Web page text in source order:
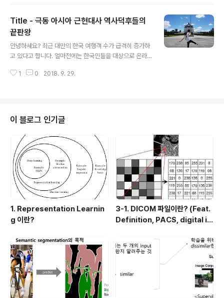
Title - 극동 아시아 근현대사 역사덕후들의
끝판왕
안녕하세요? 최근 대만의 한국 여행객 수가 급격히 증가하
고 있다고 합니다. 얼마전에는 한국인들을 대상으로 온라
통과시켜 주는 제도를 시행함으로써 한국인 여행객을 배려
만이라는 곳에 대해서 알면 알 수록 더욱더 가고 싶고, 한국
인으로써는 가야할 이유가 많은 곳이라는 생각이 들었습니
다. 이번 대만편에서는 대만에 대한 역사를 살펴보면서 나
중에 대만에 도착하셨을 때, 그곳에서 과거로 시간 여행을
하시길 바랍니다. Q1. 타이루거(태로각) 협곡에서는 왜 원
주민들만 영업을 할 수 있을까?Q2. 오..
1 0 2018. 9. 29.
이 블로그 인기글
1. Representation Learnin
g 이란?
3-1. DICOM 파일이란? (Feat.
Definition, PACS, digital i